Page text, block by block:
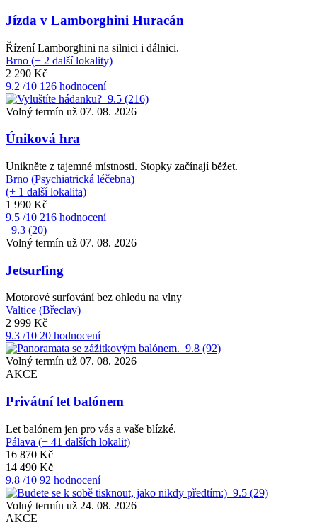
Jízda v Lamborghini Huracán
Řízení Lamborghini na silnici i dálnici.
Brno (+ 2 další lokality)
2 290 Kč
9.2 /10 126 hodnocení
9.5 (216)
Volný termín už 07. 08. 2026
Úniková hra
Unikněte z tajemné místnosti. Stopky začínají běžet.
Brno (Psychiatrická léčebna)
(+ 1 další lokalita)
1 990 Kč
9.5 /10 216 hodnocení
9.3 (20)
Volný termín už 07. 08. 2026
Jetsurfing
Motorové surfování bez ohledu na vlny
Valtice (Břeclav)
2 999 Kč
9.3 /10 20 hodnocení
9.8 (92)
Volný termín už 07. 08. 2026
AKCE
Privátní let balónem
Let balónem jen pro vás a vaše blízké.
Pálava (+ 41 dalších lokalit)
16 870 Kč
14 490 Kč
9.8 /10 92 hodnocení
9.5 (29)
Volný termín už 24. 08. 2026
AKCE